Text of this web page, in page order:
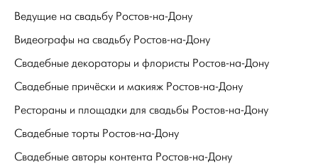
Ведущие на свадьбу Ростов-на-Дону
Видеографы на свадьбу Ростов-на-Дону
Свадебные декораторы и флористы Ростов-на-Дону
Свадебные причёски и макияж Ростов-на-Дону
Рестораны и площадки для свадьбы Ростов-на-Дону
Свадебные торты Ростов-на-Дону
Свадебные авторы контента Ростов-на-Дону